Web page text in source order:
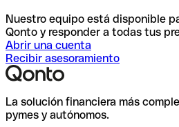
Nuestro equipo está disponible
Qonto y responder a todas tus
Abrir una cuenta
Recibir asesoramiento
La solución financiera más
pymes y autónomos.